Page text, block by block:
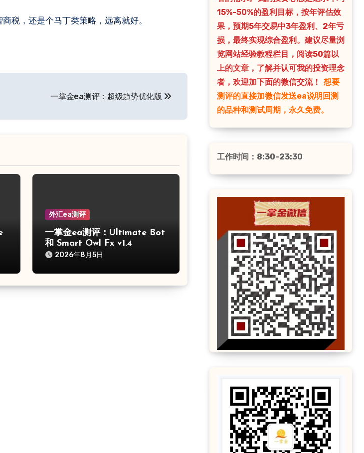
税，还是个马丁类策略，远离就好。
一掌金ea测评：超级趋势优化版
外汇ea测评
一掌金ea测评：Ultimate Bot
和 Smart Owl Fx v1.4
2026年8月5日
15%-50%的盈利目标，按年评估效
果，预期5年交易中3年盈利、2年亏
损，最终实现综合盈利。建议尽量浏
览网站经验教程栏目，阅读50篇以
上的文章，了解并认可我的投资理念
者，欢迎加下面的微信交流！
想要
测评的直接加微信发送ea说明回测
的品种和测试周期，永久免费。
工作时间：8:30-23:30